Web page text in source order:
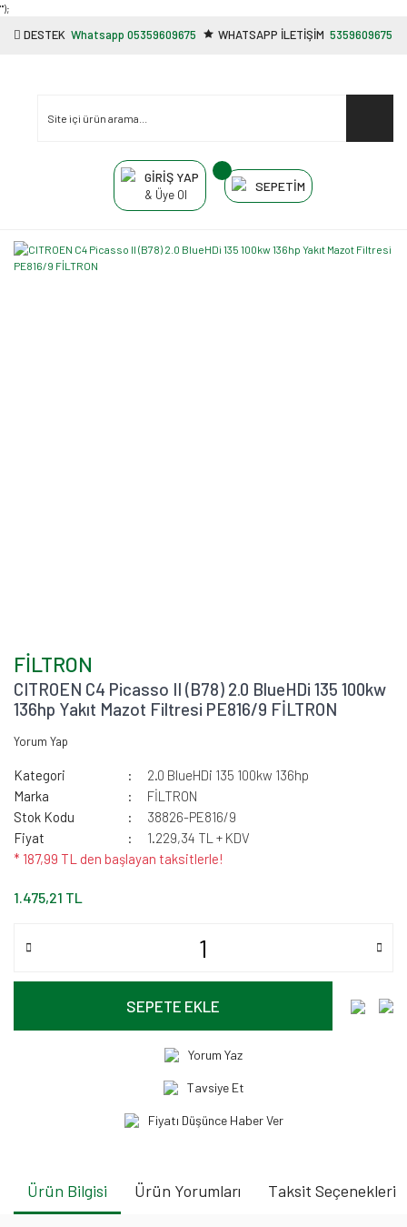
"');
DESTEK Whatsapp 05359609675 WHATSAPP İLETİŞİM 5359609675
GİRİŞ YAP
& Üye Ol
SEPETİM
FİLTRON
CITROEN C4 Picasso II (B78) 2.0 BlueHDi 135 100kw
136hp Yakıt Mazot Filtresi PE816/9 FİLTRON
Yorum Yap
Kategori
2.0 BlueHDi 135 100kw 136hp
Marka
FİLTRON
Stok Kodu
38826-PE816/9
Fiyat
1.229,34 TL + KDV
* 187,99 TL den başlayan taksitlerle!
1.475,21 TL
SEPETE EKLE
Yorum Yaz
Tavsiye Et
Fiyatı Düşünce Haber Ver
Ürün Bilgisi Ürün Yorumları Taksit Seçenekleri